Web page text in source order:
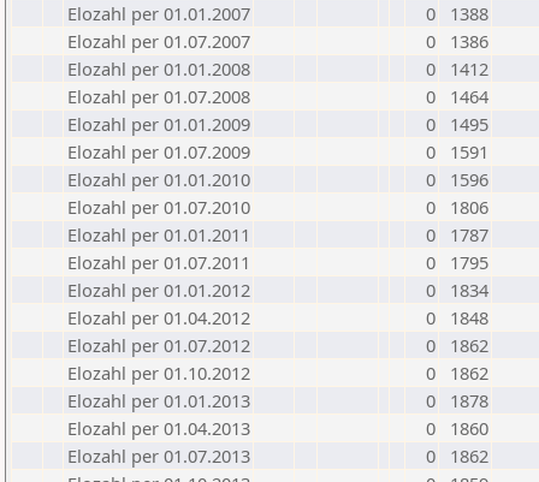
Elozahl per 01.01.2007
0
1388
Elozahl per 01.07.2007
0
1386
Elozahl per 01.01.2008
0
1412
Elozahl per 01.07.2008
0
1464
Elozahl per 01.01.2009
0
1495
Elozahl per 01.07.2009
0
1591
Elozahl per 01.01.2010
0
1596
Elozahl per 01.07.2010
0
1806
Elozahl per 01.01.2011
0
1787
Elozahl per 01.07.2011
0
1795
Elozahl per 01.01.2012
0
1834
Elozahl per 01.04.2012
0
1848
Elozahl per 01.07.2012
0
1862
Elozahl per 01.10.2012
0
1862
Elozahl per 01.01.2013
0
1878
Elozahl per 01.04.2013
0
1860
Elozahl per 01.07.2013
0
1862